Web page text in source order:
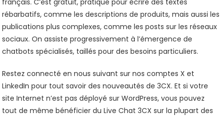
français. C’est gratuit, pratique pour écrire des textes
rébarbatifs, comme les descriptions de produits, mais aussi les
publications plus complexes, comme les posts sur les réseaux
sociaux. On assiste progressivement à l’émergence de
chatbots spécialisés, taillés pour des besoins particuliers.
Restez connecté en nous suivant sur nos comptes X et
LinkedIn pour tout savoir des nouveautés de 3CX. Et si votre
site Internet n’est pas déployé sur WordPress, vous pouvez
tout de même bénéficier du Live Chat 3CX sur la plupart des